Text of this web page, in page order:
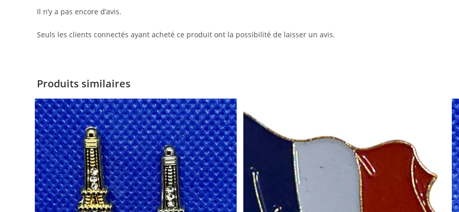
Il n’y a pas encore d’avis.
Seuls les clients connectés ayant acheté ce produit ont la possibilité de laisser un avis.
Produits similaires